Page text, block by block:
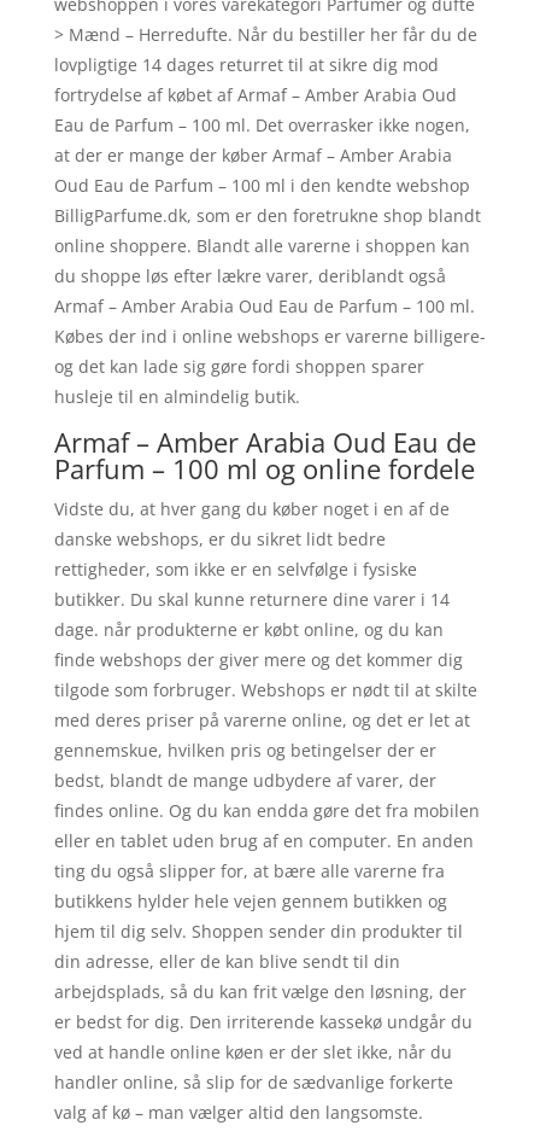
> Mænd – Herredufte. Når du bestiller her får du de
lovpligtige 14 dages returret til at sikre dig mod
fortrydelse af købet af Armaf – Amber Arabia Oud
Eau de Parfum – 100 ml. Det overrasker ikke nogen,
at der er mange der køber Armaf – Amber Arabia
Oud Eau de Parfum – 100 ml i den kendte webshop
BilligParfume.dk, som er den foretrukne shop blandt
online shoppere. Blandt alle varerne i shoppen kan
du shoppe løs efter lækre varer, deriblandt også
Armaf – Amber Arabia Oud Eau de Parfum – 100 ml.
Købes der ind i online webshops er varerne billigere-
og det kan lade sig gøre fordi shoppen sparer
husleje til en almindelig butik.
Armaf – Amber Arabia Oud Eau de
Parfum – 100 ml og online fordele
Vidste du, at hver gang du køber noget i en af de
danske webshops, er du sikret lidt bedre
rettigheder, som ikke er en selvfølge i fysiske
butikker. Du skal kunne returnere dine varer i 14
dage. når produkterne er købt online, og du kan
finde webshops der giver mere og det kommer dig
tilgode som forbruger. Webshops er nødt til at skilte
med deres priser på varerne online, og det er let at
gennemskue, hvilken pris og betingelser der er
bedst, blandt de mange udbydere af varer, der
findes online. Og du kan endda gøre det fra mobilen
eller en tablet uden brug af en computer. En anden
ting du også slipper for, at bære alle varerne fra
butikkens hylder hele vejen gennem butikken og
hjem til dig selv. Shoppen sender din produkter til
din adresse, eller de kan blive sendt til din
arbejdsplads, så du kan frit vælge den løsning, der
er bedst for dig. Den irriterende kassekø undgår du
ved at handle online køen er der slet ikke, når du
handler online, så slip for de sædvanlige forkerte
valg af kø – man vælger altid den langsomste.